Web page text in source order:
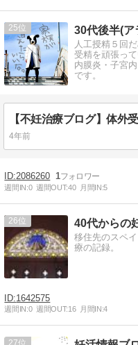
25 30代後半(ア
人工授精５回
受精を頑張っ
内膜炎・子宮
です。
4年前
2086260 1
週間IN:0 週間OUT:40 月間IN:5
26 40代からの
移住先のスペ
療の記録。
1642575
週間IN:0 週間OUT:16 月間IN:4
27